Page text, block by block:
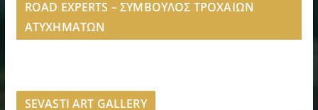
ROAD EXPERTS – ΣΥΜΒΟΥΛΟΣ ΤΡΟΧΑΙΩΝ
ΑΤΥΧΗΜΑΤΩΝ
SEVASTI ART GALLERY